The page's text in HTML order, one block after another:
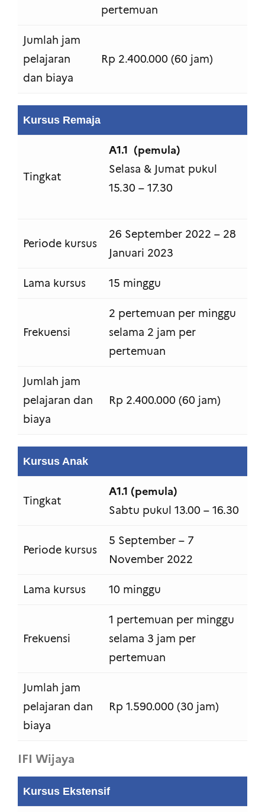
pertemuan
Jumlah jam
pelajaran
dan biaya
Rp 2.400.000 (60 jam)
Kursus Remaja
Tingkat
A1.1 (pemula)
Selasa & Jumat pukul
15.30 – 17.30
Periode kursus
26 September 2022 – 28
Januari 2023
Lama kursus 15 minggu
Frekuensi
2 pertemuan per minggu
selama 2 jam per
pertemuan
Jumlah jam
pelajaran dan
biaya
Rp 2.400.000 (60 jam)
Kursus Anak
Tingkat
A1.1 (pemula)
Sabtu pukul 13.00 – 16.30
Periode kursus
5 September – 7
November 2022
Lama kursus 10 minggu
Frekuensi
1 pertemuan per minggu
selama 3 jam per
pertemuan
Jumlah jam
pelajaran dan
biaya
Rp 1.590.000 (30 jam)
IFI Wijaya
Kursus Ekstensif